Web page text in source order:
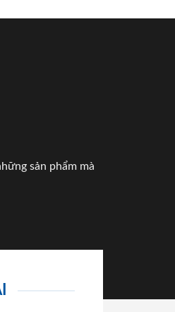
sản phẩm mà